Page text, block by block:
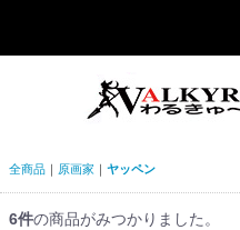
全商品 原画家 ヤッペン
6件の商品がみつかりました。